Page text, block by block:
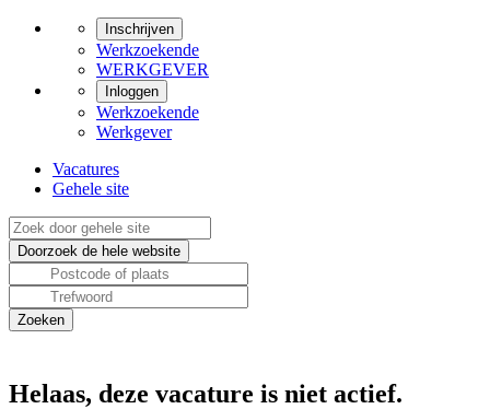
Inschrijven
Werkzoekende
WERKGEVER
Inloggen
Werkzoekende
Werkgever
Vacatures
Gehele site
Helaas, deze vacature is niet actief.